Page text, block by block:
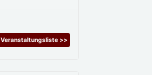
Veranstaltungsliste >>